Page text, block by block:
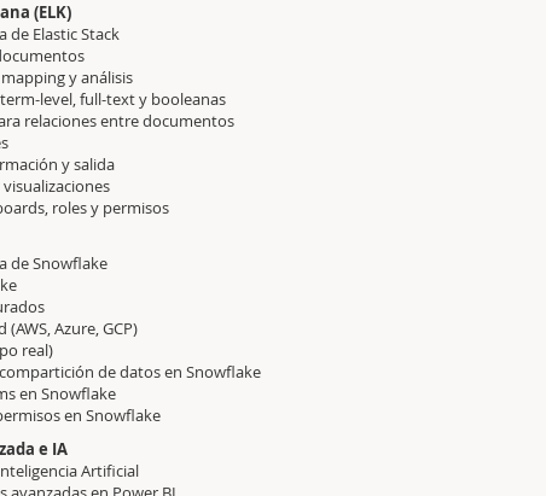
(ELK)
Elastic Stack
y análisis
level, full-text y booleanas
relaciones entre documentos
y salida
roles y permisos
de Snowflake
Azure, GCP)
real)
de datos en Snowflake
en Snowflake
en Snowflake
e IA
Artificial